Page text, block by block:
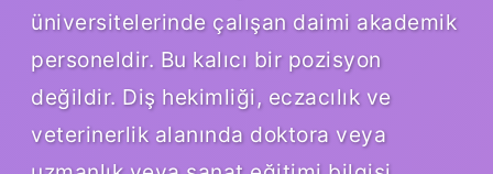
üniversitelerinde çalışan daimi akademik
personeldir. Bu kalıcı bir pozisyon
değildir. Diş hekimliği, eczacılık ve
veterinerlik alanında doktora veya